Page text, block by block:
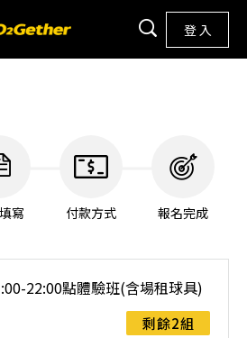
登 入
寫 付款方式 報名完成
22:00點體驗班(含場租球具)
剩餘2組